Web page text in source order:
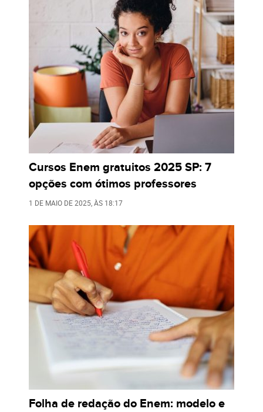
Cursos Enem gratuitos 2025 SP: 7
opções com ótimos professores
1 DE MAIO DE 2025 , ÀS 18:17
Folha de redação do Enem: modelo e